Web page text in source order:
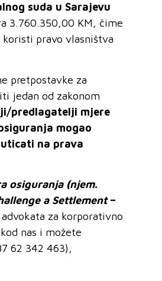
suda u Sarajevu
3.760.350,00 KM, čime
pravo vlasništva
pretpostavke za
jedan od zakonom
/predlagatelji mjere
mogao
na prava
osiguranja(njem.
a Settlement–
za korporativno
nas i možete
62 342 463),